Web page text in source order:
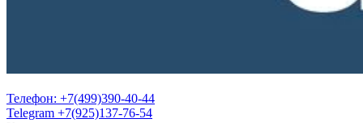
Телефон: +7(499)390-40-44
Telegram +7(925)137-76-54